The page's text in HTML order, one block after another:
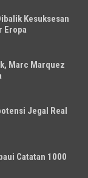
Kesuksesan
Eropa
Marc Marquez
Jegal Real
Catatan 1000